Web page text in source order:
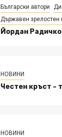
Български автори
Държавен зрелостен
Йордан
НОВИНИ
Честен кръст –
НОВИНИ